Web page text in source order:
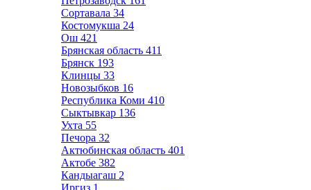
Сортавала 34
Костомукша 24
Ош 421
Брянская область 411
Брянск 193
Клинцы 33
Новозыбков 16
Республика Коми 410
Сыктывкар 136
Ухта 55
Печора 32
Актюбинская область 401
Актобе 382
Кандыагаш 2
Иргиз 1